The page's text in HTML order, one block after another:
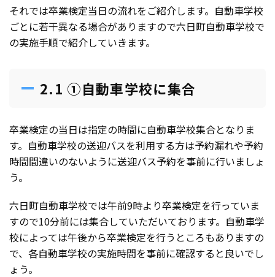
それでは卒業検定当日の流れをご紹介します。自動車学校
ごとに若干異なる場合がありますので六日町自動車学校で
の実施手順で紹介していきます。
2.1 ①自動車学校に集合
卒業検定の当日は指定の時間に自動車学校集合となりま
す。自動車学校の送迎バスを利用する方は予約漏れや予約
時間間違いのないように送迎バス予約を事前に行いましょ
う。
六日町自動車学校では午前9時より卒業検定を行っていま
すので10分前には集合していただいております。自動車学
校によっては午後から卒業検定を行うところもありますの
で、各自動車学校の実施時間を事前に確認すると良いでし
ょう。